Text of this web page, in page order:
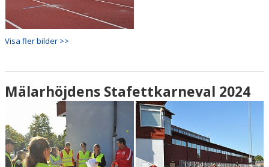
Visa fler bilder >>
Mälarhöjdens Stafettkarneval 2024